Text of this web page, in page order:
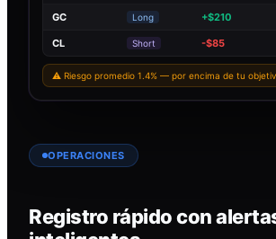
GC Long +$210
CL Short -$85
⚠ Riesgo promedio 1.4% — por encima de tu
OPERACIONES
Registro rápido con